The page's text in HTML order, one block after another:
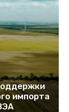
импорта